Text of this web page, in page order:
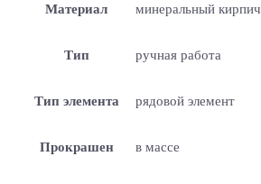
Материал минеральный кирпич
Тип ручная работа
Тип элемента рядовой элемент
Прокрашен в массе